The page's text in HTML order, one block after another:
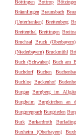
Böttingen
Bottrop
Bräunlingen Braunsbach
(Unterfranken) Breitenberg
Breitenthal Breitingen
Bruchsal
Bruck (Oberbayern)
(Niederbayern) Bruckmühl
Buch (Schwaben) Buch am
Buchdorf
Buchen
Buchloe Buckenhof
Burgau
Burgberg im Allgäu
Burgheim
Burgkirchen an
Burgpreppach Burgrieden
Burk
Burkardroth
Buxheim (Oberbayern)